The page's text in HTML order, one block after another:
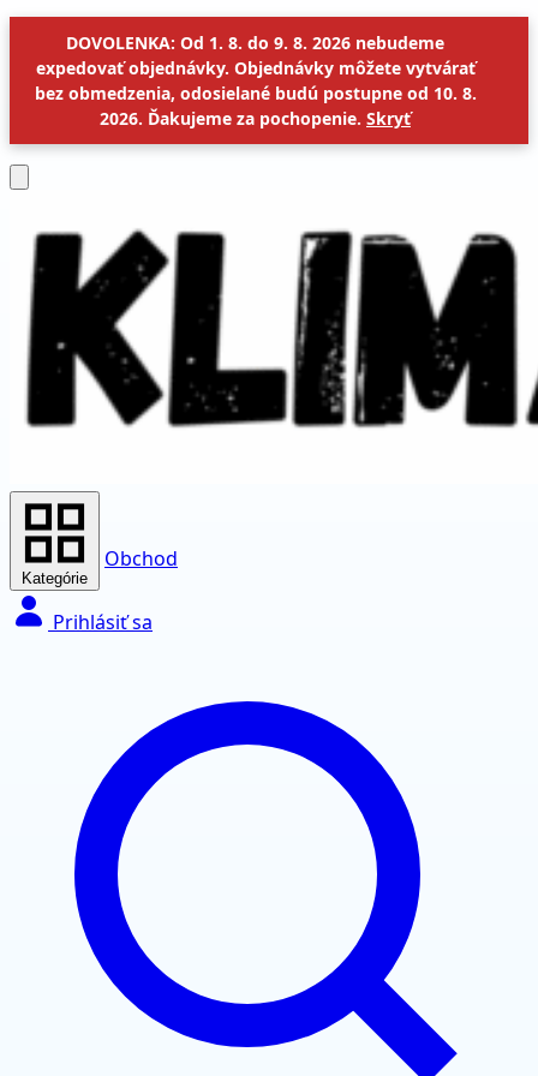
DOVOLENKA: Od 1. 8. do 9. 8. 2026 nebudeme
expedovať objednávky. Objednávky môžete vytvárať
bez obmedzenia, odosielané budú postupne od 10. 8.
2026. Ďakujeme za pochopenie. Skryť
Kategórie
Obchod
Prihlásiť sa